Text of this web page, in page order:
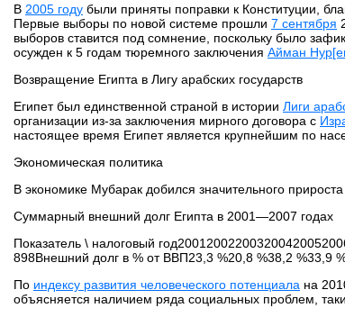
В 2005 году были приняты поправки к Конституции,
Первые выборы по новой системе прошли 7 сентября
выборов ставится под сомнение, поскольку было
осужден к 5 годам тюремного заключения Айман Нур
Возвращение Египта в Лигу арабских государств
Египет был единственной страной в истории Лиги
организации из-за заключения мирного договора с
настоящее время Египет является крупнейшим по
Экономическая политика
В экономике Мубарак добился значительного
Суммарный внешний долг Египта в 2001—2007 годах
Показатель \ налоговый
898Внешний долг в % от ВВП23,3 %20,8 %38,2 %33,9
По индексу развития человеческого потенциала на
объясняется наличием ряда социальных проблем,